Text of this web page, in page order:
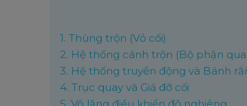
1. Thùng trộn (Vỏ cối)
2. Hệ thống cánh trộn (Bộ phận
3. Hệ thống truyền động và Bánh
4. Trục quay và Giá đỡ cối